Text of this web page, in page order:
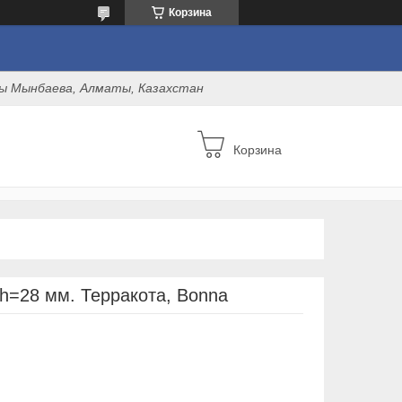
Корзина
Мынбаева, Алматы, Казахстан
Корзина
мм. Терракота, Bonna